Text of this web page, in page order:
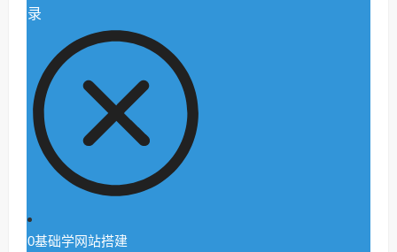
录
0基础学网站搭建